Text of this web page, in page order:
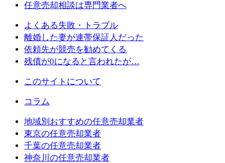
任意売却相談は専門業者へ
よくある失敗・トラブル
離婚した妻が連帯保証人だった
依頼先が競売を勧めてくる
残債が0になると言われたが…
このサイトについて
コラム
地域別おすすめの任意売却業者
東京の任意売却業者
千葉の任意売却業者
神奈川の任意売却業者